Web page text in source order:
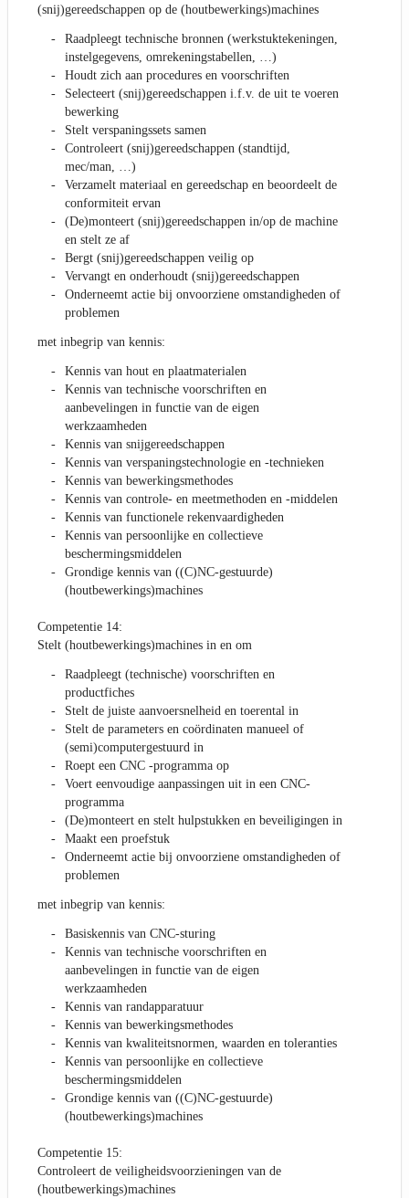
(snij)gereedschappen op de (houtbewerkings)machines
Raadpleegt technische bronnen (werkstuktekeningen,
instelgegevens, omrekeningstabellen, …)
Houdt zich aan procedures en voorschriften
Selecteert (snij)gereedschappen i.f.v. de uit te voeren
bewerking
Stelt verspaningssets samen
Controleert (snij)gereedschappen (standtijd,
mec/man, …)
Verzamelt materiaal en gereedschap en beoordeelt de
conformiteit ervan
(De)monteert (snij)gereedschappen in/op de machine
en stelt ze af
Bergt (snij)gereedschappen veilig op
Vervangt en onderhoudt (snij)gereedschappen
Onderneemt actie bij onvoorziene omstandigheden of
problemen
met inbegrip van kennis:
Kennis van hout en plaatmaterialen
Kennis van technische voorschriften en
aanbevelingen in functie van de eigen
werkzaamheden
Kennis van snijgereedschappen
Kennis van verspaningstechnologie en -technieken
Kennis van bewerkingsmethodes
Kennis van controle- en meetmethoden en -middelen
Kennis van functionele rekenvaardigheden
Kennis van persoonlijke en collectieve
beschermingsmiddelen
Grondige kennis van ((C)NC-gestuurde)
(houtbewerkings)machines
Competentie 14:
Stelt (houtbewerkings)machines in en om
Raadpleegt (technische) voorschriften en
productfiches
Stelt de juiste aanvoersnelheid en toerental in
Stelt de parameters en coördinaten manueel of
(semi)computergestuurd in
Roept een CNC -programma op
Voert eenvoudige aanpassingen uit in een CNC-
programma
(De)monteert en stelt hulpstukken en beveiligingen in
Maakt een proefstuk
Onderneemt actie bij onvoorziene omstandigheden of
problemen
met inbegrip van kennis:
Basiskennis van CNC-sturing
Kennis van technische voorschriften en
aanbevelingen in functie van de eigen
werkzaamheden
Kennis van randapparatuur
Kennis van bewerkingsmethodes
Kennis van kwaliteitsnormen, waarden en toleranties
Kennis van persoonlijke en collectieve
beschermingsmiddelen
Grondige kennis van ((C)NC-gestuurde)
(houtbewerkings)machines
Competentie 15:
Controleert de veiligheidsvoorzieningen van de
(houtbewerkings)machines